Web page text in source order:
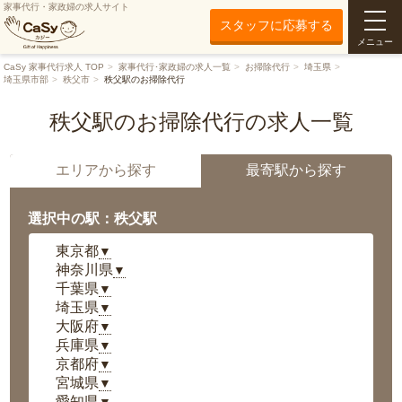
家事代行・家政婦の求人サイト
スタッフに応募する
メニュー
CaSy 家事代行求人 TOP 家事代行･家政婦の求人一覧 お掃除代行
埼玉県
埼玉県市部
秩父市 秩父駅のお掃除代行
秩父駅のお掃除代行の求人一覧
エリアから探す 最寄駅から探す
選択中の駅：秩父駅
東京都▼
神奈川県 ▼
千葉県 ▼
埼玉県 ▼
大阪府▼
兵庫県 ▼
京都府▼
宮城県 ▼